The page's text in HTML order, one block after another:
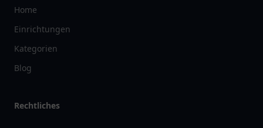
Home
Einrichtungen
Kategorien
Blog
Rechtliches